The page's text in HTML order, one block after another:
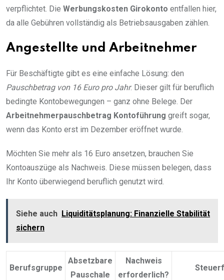
verpflichtet. Die Werbungskosten Girokonto entfallen hier,
da alle Gebühren vollständig als Betriebsausgaben zählen.
Angestellte und Arbeitnehmer
Für Beschäftigte gibt es eine einfache Lösung: den
Pauschbetrag von 16 Euro pro Jahr. Dieser gilt für beruflich
bedingte Kontobewegungen – ganz ohne Belege. Der
Arbeitnehmerpauschbetrag Kontoführung greift sogar,
wenn das Konto erst im Dezember eröffnet wurde.
Möchten Sie mehr als 16 Euro ansetzen, brauchen Sie
Kontoauszüge als Nachweis. Diese müssen belegen, dass
Ihr Konto überwiegend beruflich genutzt wird.
Siehe auch Liquiditätsplanung: Finanzielle Stabilität
sichern
Berufsgruppe
Absetzbare
Pauschale
Nachweis
erforderlich?